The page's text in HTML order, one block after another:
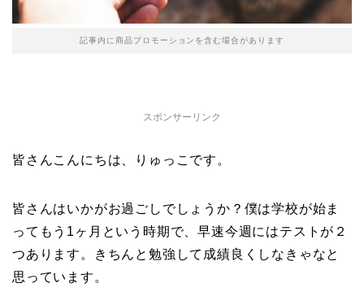
記事内に商品プロモーションを含む場合があります
スポンサーリンク
皆さんこんにちは、りゅっこです。
皆さんはいかがお過ごしでしょうか？僕は学校が始ま
ってもう1ヶ月という時期で、早速今週にはテストが２
つあります。きちんと勉強して成績良くしなきゃなと
思っています。